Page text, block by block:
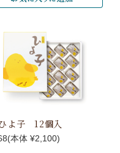
よ子 12個入
(本体 ¥2,100)